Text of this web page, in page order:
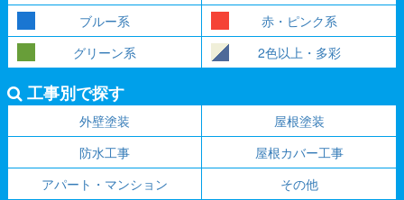
ブルー系
赤・ピンク系
グリーン系
2色以上・多彩
工事別で探す
外壁塗装
屋根塗装
防水工事
屋根カバー工事
アパート・マンション
その他